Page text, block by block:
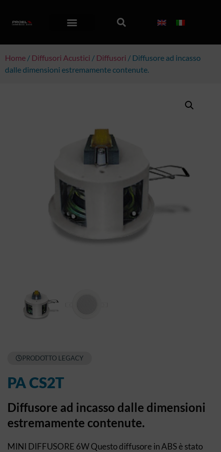
Home / Diffusori Acustici / Diffusori / Diffusore ad incasso
dalle dimensioni estremamente contenute.
PRODOTTO LEGACY
PA CS2T
Diffusore ad incasso dalle dimensioni
estremamente contenute.
MINI DIFFUSORE 6W Questo diffusore in ABS è stato